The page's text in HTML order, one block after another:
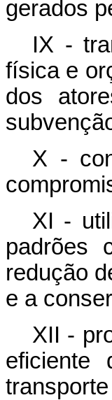
gerados
IX -
física e
dos
X -
XI -
padrões
redução
e a
XII -
eficiente